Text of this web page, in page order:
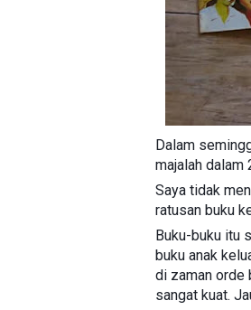
Dalam
majalah dalam
Saya tidak
ratusan buku
Buku-buku itu
buku anak
di zaman orde
sangat kuat.